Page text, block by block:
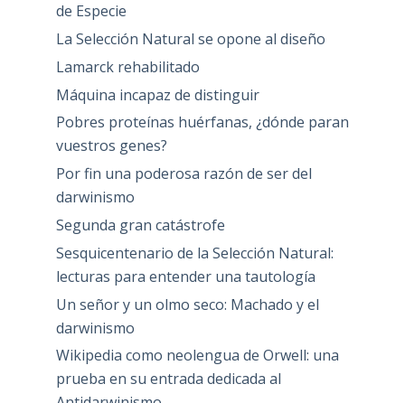
de Especie
La Selección Natural se opone al diseño
Lamarck rehabilitado
Máquina incapaz de distinguir
Pobres proteínas huérfanas, ¿dónde paran
vuestros genes?
Por fin una poderosa razón de ser del
darwinismo
Segunda gran catástrofe
Sesquicentenario de la Selección Natural:
lecturas para entender una tautología
Un señor y un olmo seco: Machado y el
darwinismo
Wikipedia como neolengua de Orwell: una
prueba en su entrada dedicada al